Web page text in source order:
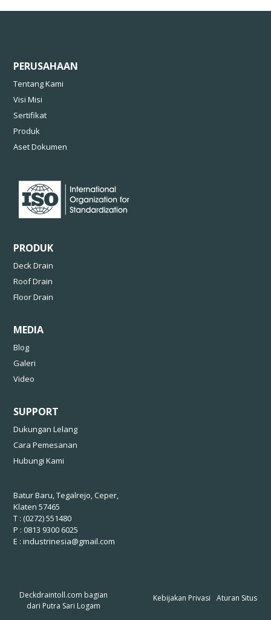
PERUSAHAAN
Tentang Kami
Visi Misi
Sertifikat
Produk
Aset Dokumen
PRODUK
Deck Drain
Roof Drain
Floor Drain
MEDIA
Blog
Galeri
Video
SUPPORT
Dukungan Lelang
Cara Pemesanan
Hubungi Kami
Batur Baru, Tegalrejo, Ceper,
Klaten 57465
T : (0272) 551480
P : 0813 9300 6025
E :industrinesia@gmail.com
Deckdraintoll.com bagian
dari Putra Sari Logam
Aturan Situs
Kebijakan Privasi